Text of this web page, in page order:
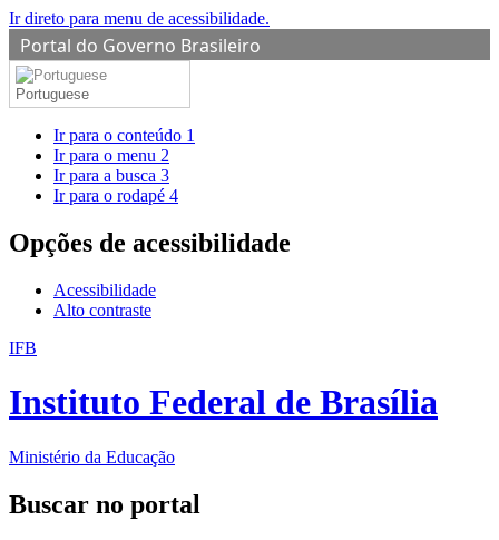
Ir direto para menu de acessibilidade.
Portal do Governo Brasileiro
Portuguese
Ir para o conteúdo 1
Ir para o menu 2
Ir para a busca 3
Ir para o rodapé 4
Opções de acessibilidade
Acessibilidade
Alto contraste
IFB
Instituto Federal de Brasília
Ministério da Educação
Buscar no portal